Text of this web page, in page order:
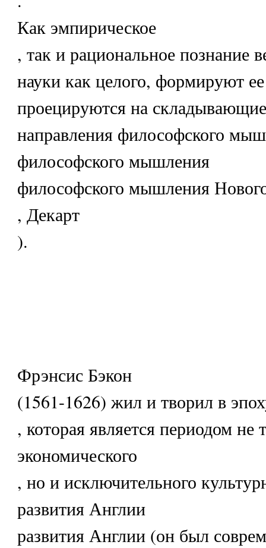
Как эмпирическое
, так и рациональное познание
науки как целого, формируют
проецируются на
направления философского
философского мышления
философского мышления
, Декарт
).
Фрэнсис Бэкон
(1561-1626) жил и творил в
, которая является периодом
экономического
, но и исключительного
развития Англии
развития Англии (он был